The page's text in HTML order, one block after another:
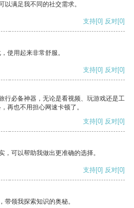
以满足我不同的社交需求。
支持[0] 反对[0]
使用起来非常舒服。
支持[0] 反对[0]
行必备神器，无论是看视频、玩游戏还是工
再也不用担心网速卡顿了。
支持[0] 反对[0]
，可以帮助我做出更准确的选择。
支持[0] 反对[0]
带领我探索知识的奥秘。